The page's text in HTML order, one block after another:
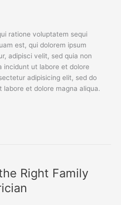
ratione voluptatem sequi
est, qui dolorem ipsum
adipisci velit, sed quia non
incidunt ut labore et dolore
adipisicing elit, sed do
et dolore magna aliqua.
Right Family